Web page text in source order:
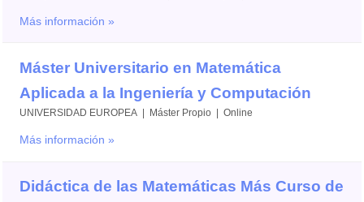
Más información »
Máster Universitario en Matemática
Aplicada a la Ingeniería y Computación
UNIVERSIDAD EUROPEA | Máster Propio | Online
Más información »
Didáctica de las Matemáticas Más Curso de